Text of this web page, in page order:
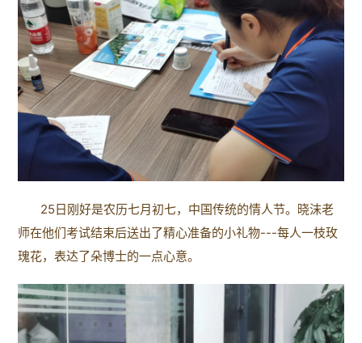
25日刚好是农历七月初七，中国传统的情人节。晓沫老
师在他们考试结束后送出了精心准备的小礼物---每人一枝玫
瑰花，表达了朵博士的一点心意。